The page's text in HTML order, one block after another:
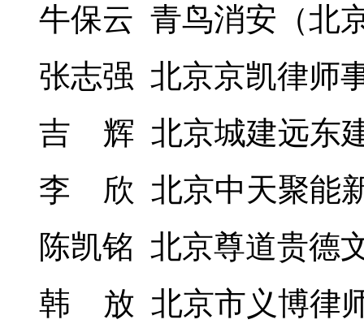
牛保云 青鸟消安（北
张志强 北京京凯律师
吉 辉 北京城建远东
李 欣 北京中天聚能
陈凯铭 北京尊道贵德
韩 放 北京市义博律